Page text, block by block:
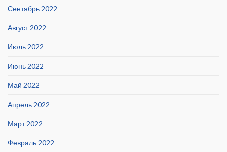
Сентябрь 2022
Август 2022
Июль 2022
Июнь 2022
Май 2022
Апрель 2022
Март 2022
Февраль 2022